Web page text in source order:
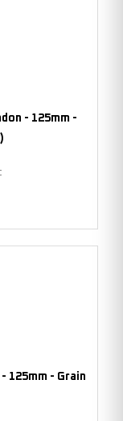
- 125mm -
125mm - Grain